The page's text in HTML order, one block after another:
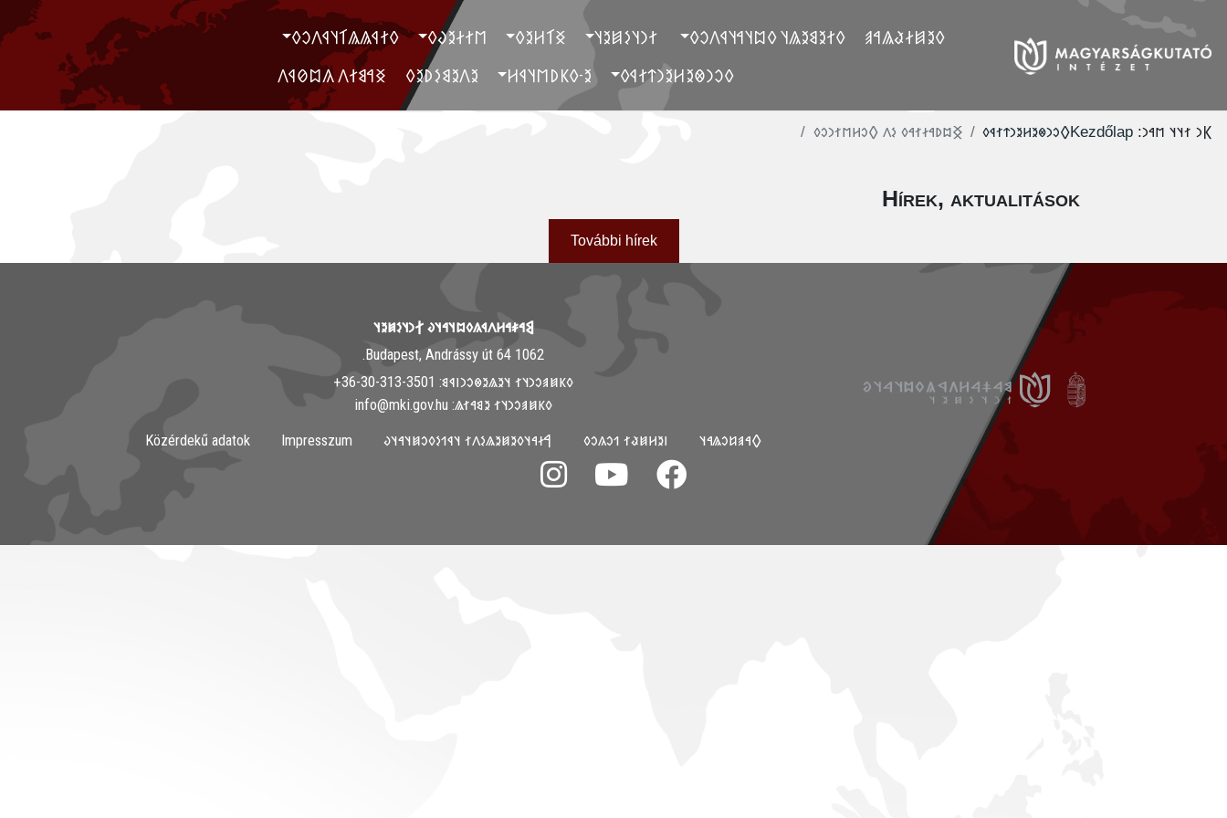
𐲓𐲉𐲯𐲇𐲟𐲖𐲀𐲠
‮ 𐲓𐲐𐲉𐲘𐲉𐲖𐲦 𐲓𐲪𐲦𐲀𐲦𐲁𐲤𐲛𐲓
‮ 𐲐𐲙𐲦𐲋𐲯𐲉𐲦
‮𐲏𐲑𐲢𐲉𐲓
‮𐲮𐲐𐲇𐲉𐲜𐲓
‮𐲓𐲐𐲁𐲖𐲖𐲑𐲦𐲁𐲤𐲛𐲓
‮𐲓𐲛𐲙𐲌𐲉𐲢𐲉𐲙𐲄𐲐𐲁𐲓
‮𐲉-𐲓𐲞𐲚𐲮𐲦𐲁𐲢
‮𐲉𐲤𐲉𐲘𐲋𐲚𐲉𐲓
‮ ‮𐲏𐲀𐲘𐲐𐲤 𐲍𐲪𐲗𐲁𐲤
𐲞𐳙 𐳐𐳦𐳦 𐳮𐳀𐳙:
Kezdőlap
‮𐲓𐳛𐳙𐳌𐳉𐳢𐳉𐳙𐳄𐳐𐳁𐳓
‮𐲏𐳪𐳚𐳀𐳇𐳐𐳀𐳓 𐳋𐳤 𐲓𐳛𐳢𐳮𐳐𐳙𐳛𐳓
Hírek, aktualitások
További hírek
𐲘𐳀𐳎𐳀𐳢𐳤𐳁𐳍𐳓𐳪𐳦𐳀𐳦𐳜 𐲐𐳙𐳦𐳋𐳯𐳉𐳦
1062 Budapest, Andrássy út 64.
𐳓𐳞𐳯𐳠𐳛𐳙𐳦𐳐 𐳦𐳉𐳖𐳉𐳌𐳛𐳙𐳥𐳁𐳘: ‭+36-30-313-3501
𐳓𐳞𐳯𐳠𐳛𐳙𐳦𐳐 𐳉𐳘𐳀𐳐𐳖: info@mki.gov.hu
𐲓𐳀𐳠𐳆𐳛𐳖𐳀𐳦
𐳺𐳉𐳢𐳯𐳟𐳐 𐳒𐳛𐳍𐳛𐳓
𐲀𐳇𐳀𐳦𐳓𐳉𐳯𐳉𐳖𐳋𐳤𐳐 𐳦𐳁𐳒𐳋𐳓𐳛𐳯𐳦𐳀𐳦𐳜
Közérdekű adatok Impresszum